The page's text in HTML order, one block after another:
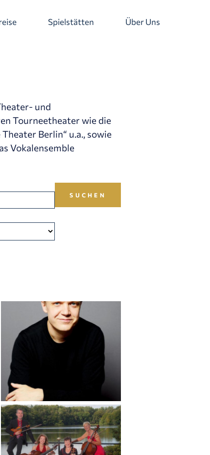
Spielstätten Über Uns
und
Tourneetheater wie die
Berlin“ u.a., sowie
Vokalensemble